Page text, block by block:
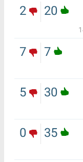
20
2
7
7
30
5
35
0